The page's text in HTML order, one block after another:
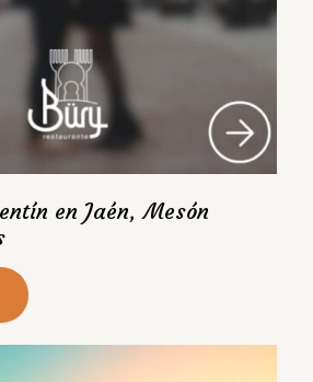
en Jaén, Mesón